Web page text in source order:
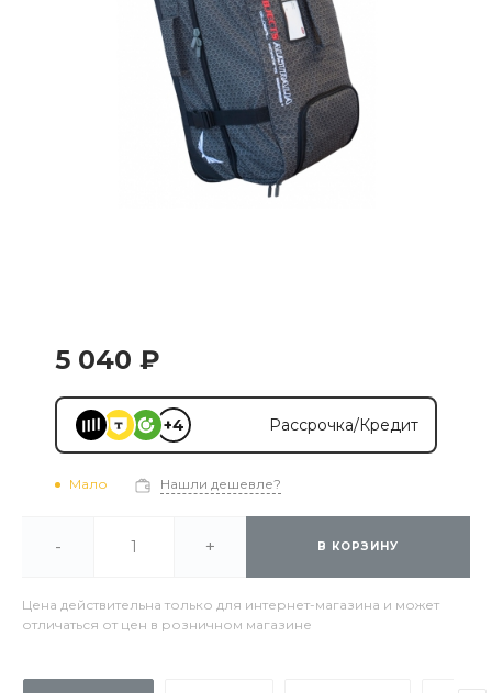
5 040 ₽
+4 Рассрочка/Кредит
Мало Нашли дешевле?
- + В КОРЗИНУ
Цена действительна только для интернет-магазина и может
отличаться от цен в розничном магазине